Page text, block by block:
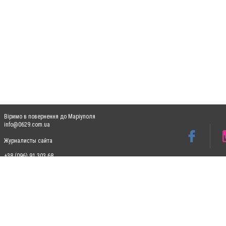
Віримо в повернення до Маріуполя
info@0629.com.ua
Журналисты сайта
+38 (096) 91 303 68